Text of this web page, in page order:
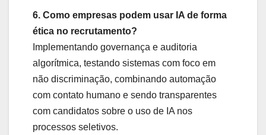
6. Como empresas podem usar IA de forma
ética no recrutamento?
Implementando governança e auditoria
algorítmica, testando sistemas com foco em
não discriminação, combinando automação
com contato humano e sendo transparentes
com candidatos sobre o uso de IA nos
processos seletivos.